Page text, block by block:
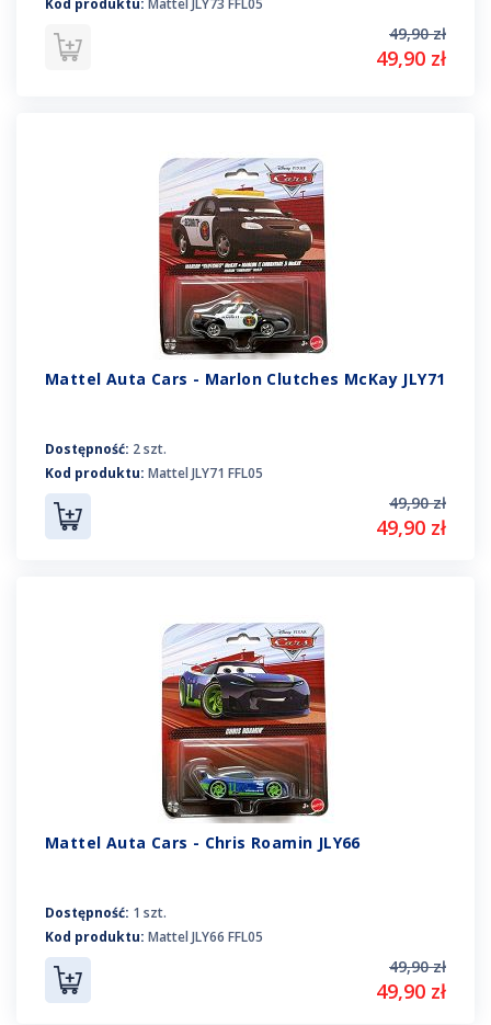
Kod produktu: Mattel JLY73 FFL05
49,90 zł
49,90 zł
Mattel Auta Cars - Marlon Clutches McKay JLY71
Dostępność: 2 szt.
Kod produktu: Mattel JLY71 FFL05
49,90 zł
49,90 zł
Mattel Auta Cars - Chris Roamin JLY66
Dostępność: 1 szt.
Kod produktu: Mattel JLY66 FFL05
49,90 zł
49,90 zł